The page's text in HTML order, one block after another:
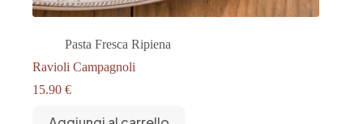
Pasta Fresca Ripiena
Ravioli Campagnoli
15.90 €